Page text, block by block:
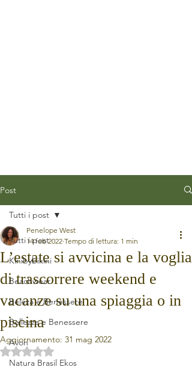
Post
Tutti i post
Kinibybikini
Beachwear
Beleza e Benessere
Bellezza e Benessere
Avon
Natura Brasil Ekos
Tutti i post
L’estate si avvicina e la voglia
di trascorrere weekend e
vacanze su una spiaggia o in
piscina
Penelope West
14 feb 2022 Tempo di lettura: 1 min
Aggiornamento: 31 mag 2022
Valutazione NaN stelle su 5.